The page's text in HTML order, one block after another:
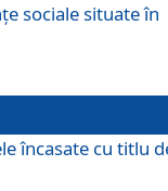
sociale situate în
încasate cu titlu